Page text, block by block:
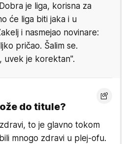
je liga, korisna za
će liga biti jaka i u
i nasmejao novinare:
pričao. Šalim se.
uvek je korektan".
do titule?
to je glavno tokom
mnogo zdravi u plej-ofu.